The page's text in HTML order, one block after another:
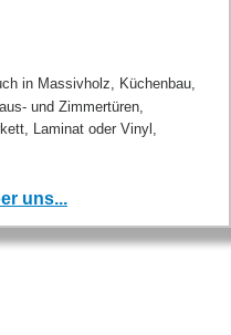
in Massivholz, Küchenbau,
und Zimmertüren,
Laminat oder Vinyl,
uns...